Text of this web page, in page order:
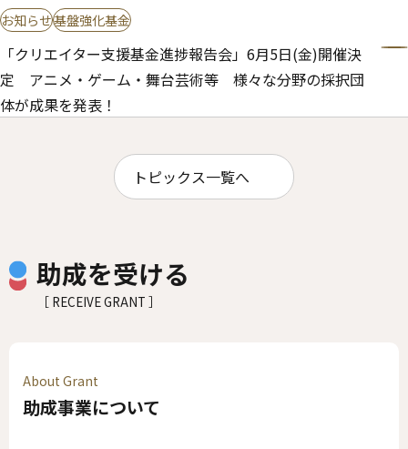
お知らせ基盤強化基金
「クリエイター支援基金進捗報告会」6月5日(金)開催決
定 アニメ・ゲーム・舞台芸術等 様々な分野の採択団
体が成果を発表！
トピックス一覧へ
助成を受ける
［ RECEIVE GRANT ］
About Grant
助成事業について